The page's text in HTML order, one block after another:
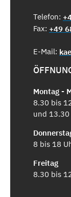
Telefon:
Fax: +49
E-Mail:
Montag -
8.30 bis
und
8 bis 18
Freitag
8.30 bis